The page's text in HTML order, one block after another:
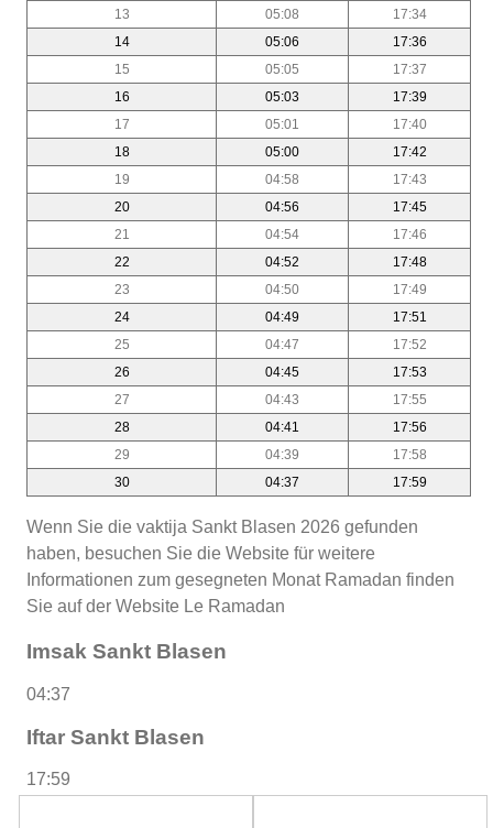
13
05:08
17:34
14
05:06
17:36
15
05:05
17:37
16
05:03
17:39
17
05:01
17:40
18
05:00
17:42
19
04:58
17:43
20
04:56
17:45
21
04:54
17:46
22
04:52
17:48
23
04:50
17:49
24
04:49
17:51
25
04:47
17:52
26
04:45
17:53
27
04:43
17:55
28
04:41
17:56
29
04:39
17:58
30
04:37 17:59
Wenn Sie die vaktija Sankt Blasen 2026 gefunden
haben, besuchen Sie die Website für weitere
Informationen zum gesegneten Monat Ramadan finden
Sie auf der Website Le Ramadan
Imsak Sankt Blasen
04:37
Iftar Sankt Blasen
17:59